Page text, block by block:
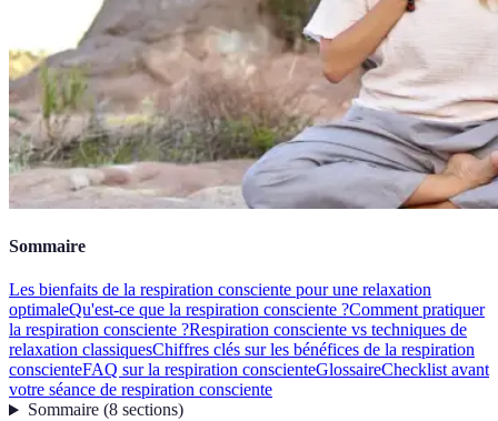
Sommaire
Les bienfaits de la respiration consciente pour une relaxation
optimaleQu'est-ce que la respiration consciente ?Comment pratiquer
la respiration consciente ?Respiration consciente vs techniques de
relaxation classiquesChiffres clés sur les bénéfices de la respiration
conscienteFAQ sur la respiration conscienteGlossaireChecklist avant
votre séance de respiration consciente
Sommaire(8 sections)